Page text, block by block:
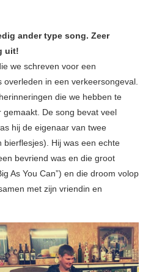
ander type song. Zeer
uit!
we schreven voor een
in een verkeersongeval.
die we hebben te
De song bevat veel
hij de eigenaar van twee
Hij was een echte
bevriend was en die groot
As You Can”) en die droom volop
met zijn vriendin en